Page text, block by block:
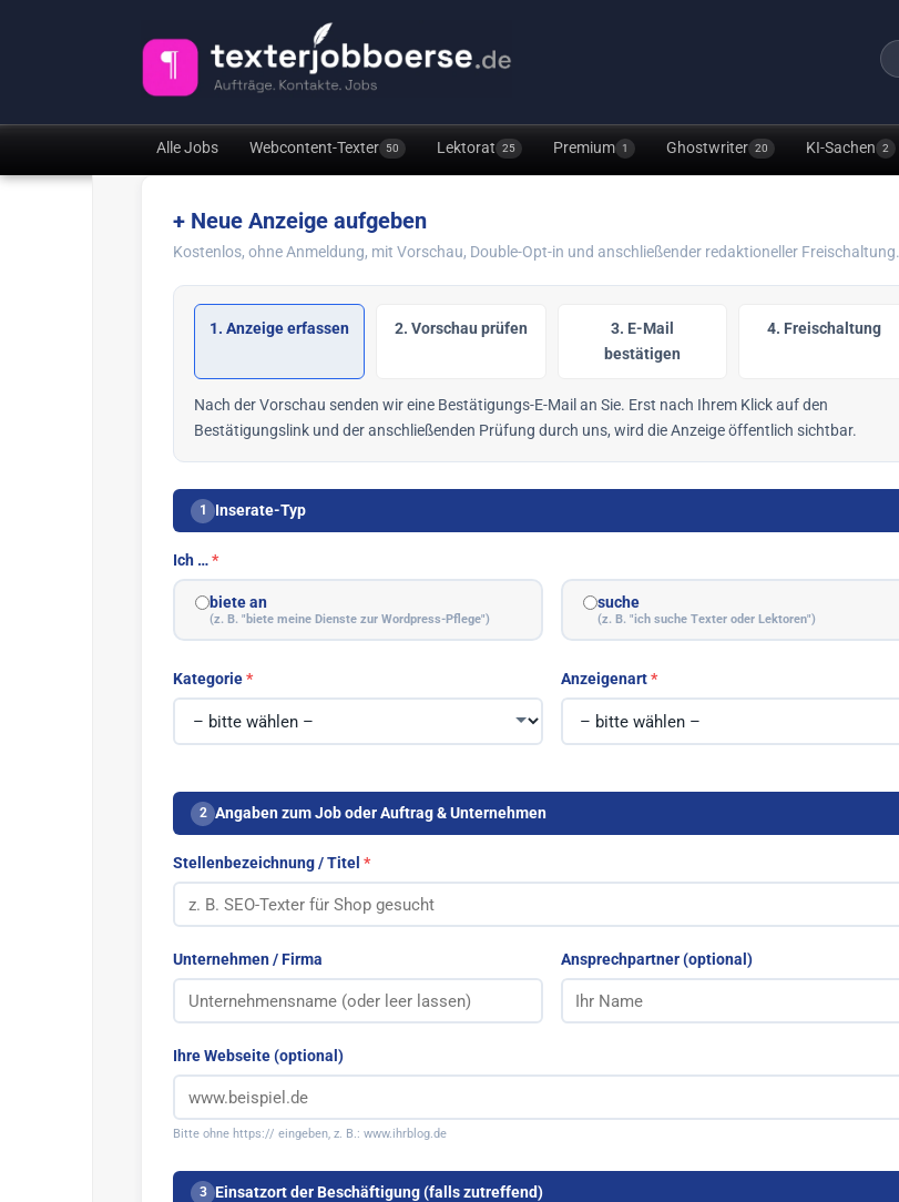
Alle Jobs Webcontent-Texter 50 Lektorat 25 Premium 1 Ghostwriter 20 KI-Sachen 2
+ Neue Anzeige aufgeben
Kostenlos, ohne Anmeldung, mit Vorschau, Double-Opt-in und anschließender redaktioneller Freischaltung.
1. Anzeige erfassen 2. Vorschau prüfen
3. E-Mail
bestätigen
4. Freischaltung
Nach der Vorschau senden wir eine Bestätigungs-E-Mail an Sie. Erst nach Ihrem Klick auf den
Bestätigungslink und der anschließenden Prüfung durch uns, wird die Anzeige öffentlich sichtbar.
1 Inserate-Typ
Ich …
biete an
(z. B. "biete meine Dienste zur Wordpress-Pflege")
suche
(z. B. "ich suche Texter oder Lektoren")
Kategorie Anzeigenart
2 Angaben zum Job oder Auftrag & Unternehmen
Stellenbezeichnung / Titel
Unternehmen / Firma Ansprechpartner (optional)
Ihre Webseite (optional)
Bitte ohne https:// eingeben, z. B.: www.ihrblog.de
3 Einsatzort der Beschäftigung (falls zutreffend)